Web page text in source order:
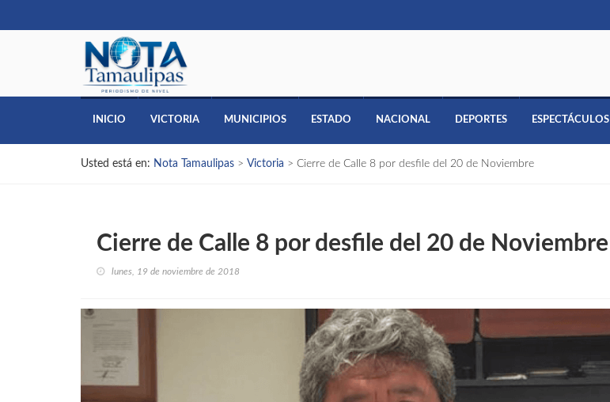
INICIO VICTORIA MUNICIPIOS ESTADO NACIONAL DEPORTES ESPECTÁCULOS
Usted está en: Nota Tamaulipas > Victoria > Cierre de Calle 8 por desfile del 20 de Noviembre
Cierre de Calle 8 por desfile del 20 de Noviembre
lunes, 19 de noviembre de 2018